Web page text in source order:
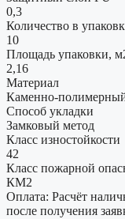
0,3
Количество в
10
Площадь упаковки,
2,16
Материал
Каменно-
Способ укладки
Замковый метод
Класс изностойкости
42
Класс пожарной
КМ2
Оплата: Расчёт
после получения